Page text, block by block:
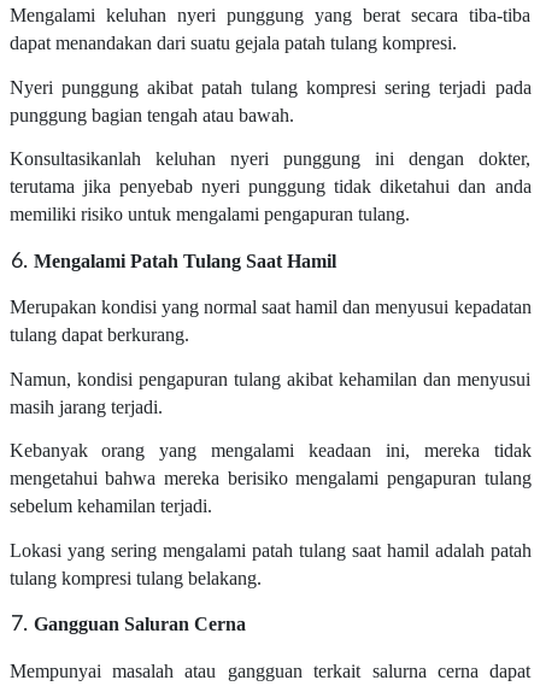
Mengalami keluhan nyeri punggung yang berat secara tiba-tiba
dapat menandakan dari suatu gejala patah tulang kompresi.
Nyeri punggung akibat patah tulang kompresi sering terjadi pada
punggung bagian tengah atau bawah.
Konsultasikanlah keluhan nyeri punggung ini dengan dokter,
terutama jika penyebab nyeri punggung tidak diketahui dan anda
memiliki risiko untuk mengalami pengapuran tulang.
Mengalami Patah Tulang Saat Hamil
Merupakan kondisi yang normal saat hamil dan menyusui kepadatan
tulang dapat berkurang.
Namun, kondisi pengapuran tulang akibat kehamilan dan menyusui
masih jarang terjadi.
Kebanyak orang yang mengalami keadaan ini, mereka tidak
mengetahui bahwa mereka berisiko mengalami pengapuran tulang
sebelum kehamilan terjadi.
Lokasi yang sering mengalami patah tulang saat hamil adalah patah
tulang kompresi tulang belakang.
Gangguan Saluran Cerna
Mempunyai masalah atau gangguan terkait salurna cerna dapat